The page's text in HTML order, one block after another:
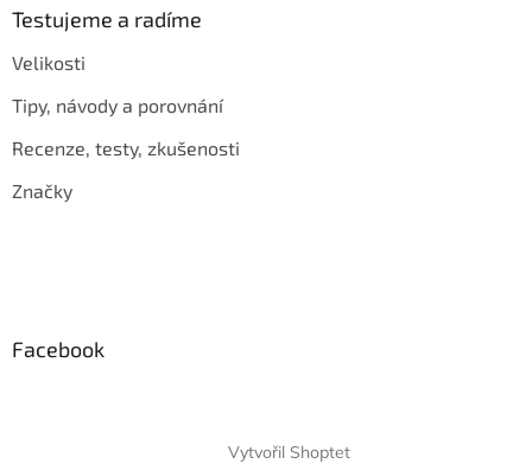
Testujeme a radíme
Velikosti
Tipy, návody a porovnání
Recenze, testy, zkušenosti
Značky
Facebook
Vytvořil Shoptet